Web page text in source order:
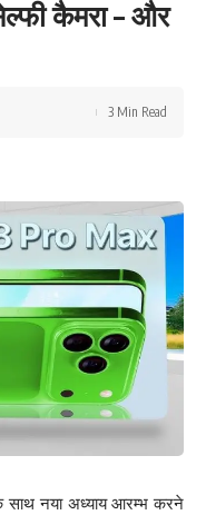
कैमरा – और
3 Min Read
नया अध्याय आरम्भ करने